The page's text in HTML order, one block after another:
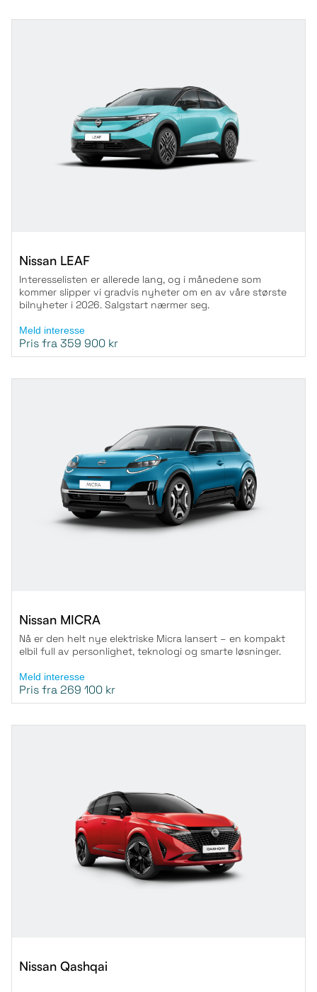
Nissan LEAF
Interesselisten er allerede lang, og i månedene som
kommer slipper vi gradvis nyheter om en av våre største
bilnyheter i 2026. Salgstart nærmer seg.
Meld interesse
Pris fra 359 900 kr
Nissan MICRA
Nå er den helt nye elektriske Micra lansert – en kompakt
elbil full av personlighet, teknologi og smarte løsninger.
Meld interesse
Pris fra 269 100 kr
Nissan Qashqai